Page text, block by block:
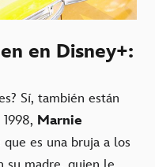
en Disney+:
Sí, también están
Marnie
que es una bruja a los